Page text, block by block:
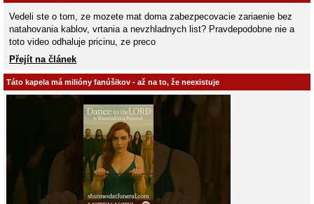
Vedeli ste o tom, ze mozete mat doma zabezpecovacie zariaenie bez
natahovania kablov, vrtania a nevzhladnych list? Pravdepodobne nie a
toto video odhaluje pricinu, ze preco
Přejít na článek
Táto kapela má milióny fanúšikov - až na to, že neexistuje